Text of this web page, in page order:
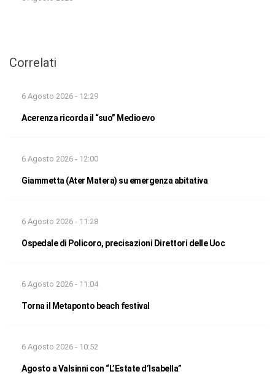
Correlati
6 Agosto 2026 - 12:29
Acerenza ricorda il “suo” Medioevo
6 Agosto 2026 - 12:00
Giammetta (Ater Matera) su emergenza abitativa
6 Agosto 2026 - 11:28
Ospedale di Policoro, precisazioni Direttori delle Uoc
6 Agosto 2026 - 11:04
Torna il Metaponto beach festival
6 Agosto 2026 - 10:52
Agosto a Valsinni con “L’Estate d’Isabella”